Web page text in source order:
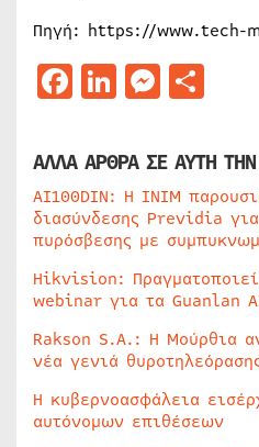
Πηγή: https://www.tech-
Facebook
LinkedIn
ΑΛΛΑ ΑΡΘΡΑ ΣΕ ΑΥΤΗ
AI100DIN: Η INIM
διασύνδεσης Previdia
πυρόσβεσης με
Hikvision:
webinar για τα Guanlan
Rakson S.A.: Η Μούρθια
νέα γενιά
Η κυβερνοασφάλεια
αυτόνομων επιθέσεων